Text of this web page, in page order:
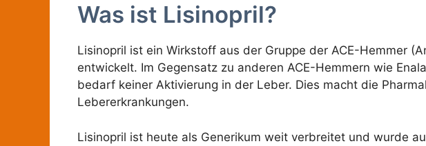
Was ist Lisinopril?
Lisinopril ist ein Wirkstoff aus der Gruppe der ACE-Hemmer
entwickelt. Im Gegensatz zu anderen ACE-Hemmern wie
bedarf keiner Aktivierung in der Leber. Dies macht die
Lebererkrankungen.
Lisinopril ist heute als Generikum weit verbreitet und wurde